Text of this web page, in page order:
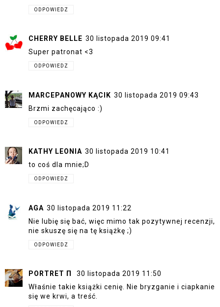
ODPOWIEDZ
CHERRY BELLE 30 listopada 2019 09:41
Super patronat <3
ODPOWIEDZ
MARCEPANOWY KĄCIK 30 listopada 2019 09:43
Brzmi zachęcająco :)
ODPOWIEDZ
KATHY LEONIA 30 listopada 2019 10:41
to coś dla mnie;D
ODPOWIEDZ
AGA 30 listopada 2019 11:22
Nie lubię się bać, więc mimo tak pozytywnej recenzji,
nie skuszę się na tę książkę ;)
ODPOWIEDZ
PORTRET Π
30 listopada 2019 11:50
Właśnie takie książki cenię. Nie bryzganie i ciapkanie
się we krwi, a treść.